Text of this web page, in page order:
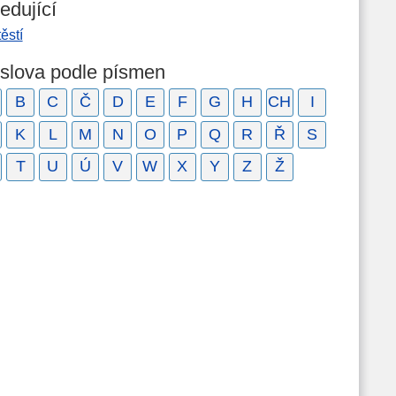
podle písmen
B C Č D E F G H CH
I
K
L M N O P Q R Ř
S
T
U Ú V W X Y Z Ž